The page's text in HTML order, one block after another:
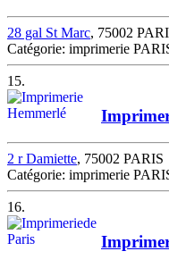
28 gal St Marc, 75002
Catégorie: imprimerie
15.
2 r Damiette, 75002 PARIS
Catégorie: imprimerie
16.